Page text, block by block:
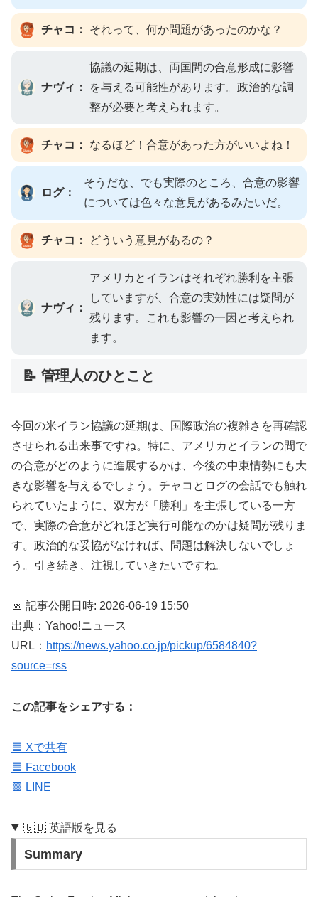
チャコ： それって、何か問題があったのかな？
ナヴィ：
協議の延期は、両国間の合意形成に影響
を与える可能性があります。政治的な調
整が必要と考えられます。
チャコ： なるほど！合意があった方がいいよね！
ログ：
そうだな、でも実際のところ、合意の影響
については色々な意見があるみたいだ。
チャコ： どういう意見があるの？
ナヴィ：
アメリカとイランはそれぞれ勝利を主張
していますが、合意の実効性には疑問が
残ります。これも影響の一因と考えられ
ます。
📝 管理人のひとこと
今回の米イラン協議の延期は、国際政治の複雑さを再確認
させられる出来事ですね。特に、アメリカとイランの間で
の合意がどのように進展するかは、今後の中東情勢にも大
きな影響を与えるでしょう。チャコとログの会話でも触れ
られていたように、双方が「勝利」を主張している一方
で、実際の合意がどれほど実行可能なのかは疑問が残りま
す。政治的な妥協がなければ、問題は解決しないでしょ
う。引き続き、注視していきたいですね。
📅 記事公開日時: 2026-06-19 15:50
出典：Yahoo!ニュース
URL： https://news.yahoo.co.jp/pickup/6584840?
source=rss
この記事をシェアする：
🟦 Xで共有
🟦 Facebook
🟩 LINE
🇬🇧 英語版を見る
Summary